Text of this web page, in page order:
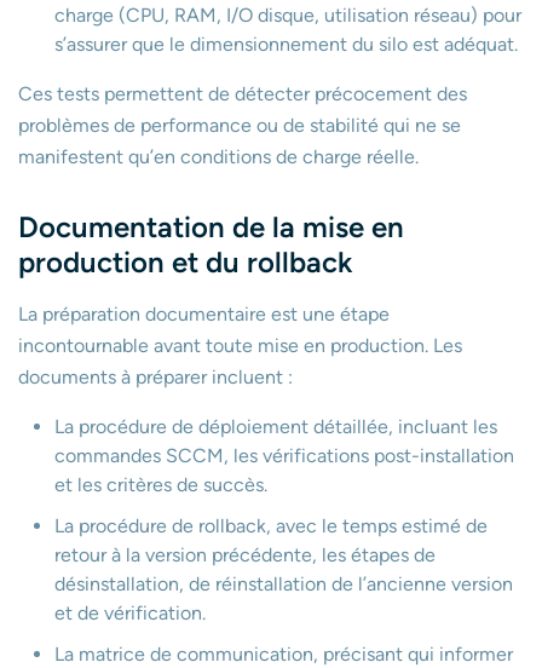
charge (CPU, RAM, I/O disque, utilisation réseau) pour
s’assurer que le dimensionnement du silo est adéquat.
Ces tests permettent de détecter précocement des
problèmes de performance ou de stabilité qui ne se
manifestent qu’en conditions de charge réelle.
Documentation de la mise en
production et du rollback
La préparation documentaire est une étape
incontournable avant toute mise en production. Les
documents à préparer incluent :
La procédure de déploiement détaillée, incluant les
commandes SCCM, les vérifications post-installation
et les critères de succès.
La procédure de rollback, avec le temps estimé de
retour à la version précédente, les étapes de
désinstallation, de réinstallation de l’ancienne version
et de vérification.
La matrice de communication, précisant qui informer